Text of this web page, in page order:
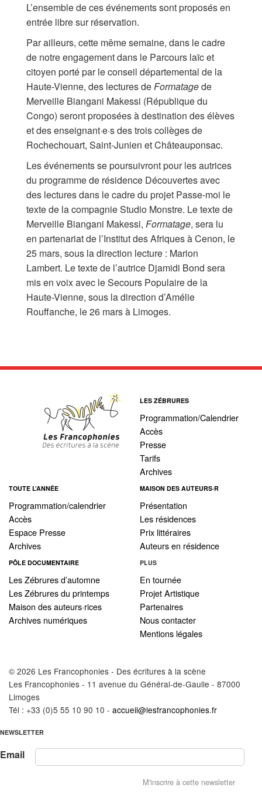
L’ensemble de ces événements sont proposés en
entrée libre sur réservation.
Par ailleurs, cette même semaine, dans le cadre
de notre engagement dans le Parcours laïc et
citoyen porté par le conseil départemental de la
Haute-Vienne, des lectures deFormatagede
Merveille Biangani Makessi (République du
Congo) seront proposées à destination des élèves
et des enseignant·e·s des trois collèges de
Rochechouart, Saint-Junien et Châteauponsac.
Les événements se poursuivront pour les autrices
du programme de résidence Découvertes avec
des lectures dans le cadre du projet Passe-moi le
texte de la compagnie Studio Monstre. Le texte de
Merveille Biangani Makessi, Formatage, sera lu
en partenariat de l’Institut des Afriques à Cenon, le
25 mars, sous la direction lecture : Marion
Lambert. Le texte de l’autrice Djamidi Bond sera
mis en voix avec le Secours Populaire de la
Haute-Vienne, sous la direction d’Amélie
Rouffanche, le 26 mars à Limoges.
LES ZÉBRURES
Programmation/Calendrier
Accès
Presse
Tarifs
Archives
TOUTE L’ANNÉE
Programmation/calendrier
Accès
Espace Presse
Archives
MAISON DES AUTEURS·R
Présentation
Les résidences
Prix littéraires
Auteurs en résidence
PÔLE DOCUMENTAIRE
Les Zébrures d’automne
Les Zébrures du printemps
Maison des auteurs·rices
Archives numériques
PLUS
En tournée
Projet Artistique
Partenaires
Nous contacter
Mentions légales
© 2026 Les Francophonies - Des écritures à la scène
Les Francophonies - 11 avenue du Général-de-Gaulle - 87000
Limoges
Tél : +33 (0)5 55 10 90 10 - accueil@lesfrancophonies.fr
NEWSLETTER
Email